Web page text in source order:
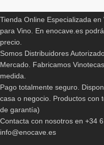
montados y finalizados de
cual es de
tanto para su
características principales
se encargarán de
Para poder conservar
nos bastará con
Tienda Online Especializada
para Vino. En enocave.es
precio.
Somos Distribuidores
Mercado. Fabricamos
medida.
Pago totalmente seguro.
casa o negocio. Productos con
de garantía)
Contacta con nosotros en +34
info@enocave.es